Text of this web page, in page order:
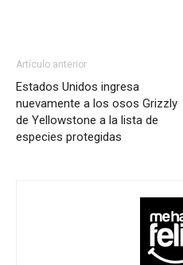
Artículo anterior
Estados Unidos ingresa
nuevamente a los osos Grizzly
de Yellowstone a la lista de
especies protegidas